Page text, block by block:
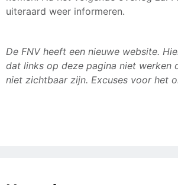
uiteraard weer informeren.
De FNV heeft een nieuwe website.
dat links op deze pagina niet werken
niet zichtbaar zijn. Excuses voor het